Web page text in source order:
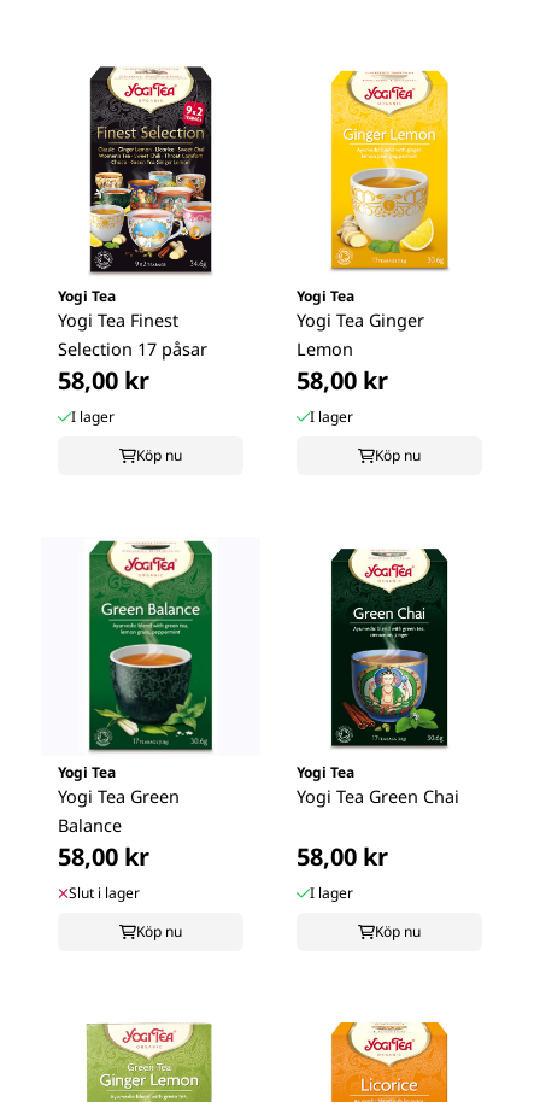
Yogi Tea
Yogi Tea Finest
Selection 17 påsar
58,00 kr
I lager
Köp nu
Yogi Tea
Yogi Tea Ginger
Lemon
58,00 kr
I lager
Köp nu
Yogi Tea
Yogi Tea Green
Balance
58,00 kr
Slut i lager
Köp nu
Yogi Tea
Yogi Tea Green Chai
58,00 kr
I lager
Köp nu